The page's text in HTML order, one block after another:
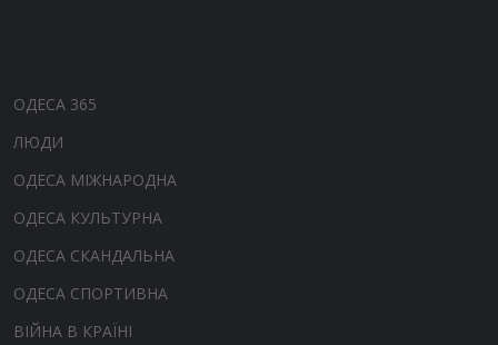
ОДЕСА 365
ЛЮДИ
ОДЕСА МІЖНАРОДНА
ОДЕСА КУЛЬТУРНА
ОДЕСА СКАНДАЛЬНА
ОДЕСА СПОРТИВНА
ВІЙНА В КРАЇНІ